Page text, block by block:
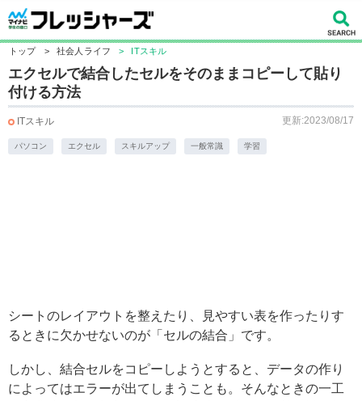
トップ > 社会人ライフ > ITスキル
エクセルで結合したセルをそのままコピーして貼り
付ける方法
ITスキル 更新:2023/08/17
パソコン エクセル スキルアップ 一般常識 学習
シートのレイアウトを整えたり、見やすい表を作ったりす
るときに欠かせないのが「セルの結合」です。
しかし、結合セルをコピーしようとすると、データの作り
によってはエラーが出てしまうことも。そんなときの一工